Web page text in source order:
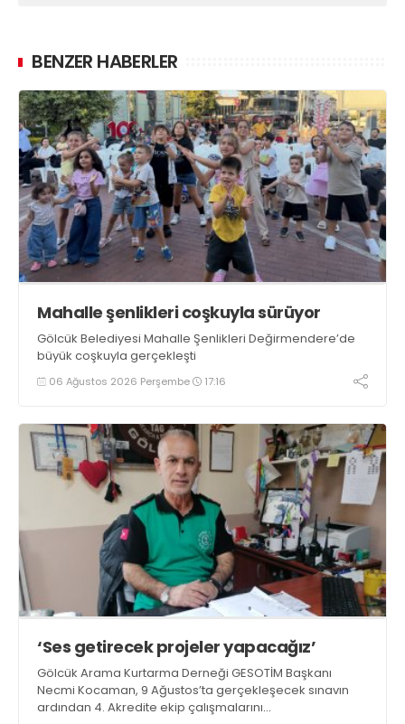
BENZER HABERLER
Mahalle şenlikleri coşkuyla sürüyor
Gölcük Belediyesi Mahalle Şenlikleri Değirmendere’de
büyük coşkuyla gerçekleşti
06 Ağustos 2026 Perşembe 17:16
‘Ses getirecek projeler yapacağız’
Gölcük Arama Kurtarma Derneği GESOTİM Başkanı
Necmi Kocaman, 9 Ağustos’ta gerçekleşecek sınavın
ardından 4. Akredite ekip çalışmalarını